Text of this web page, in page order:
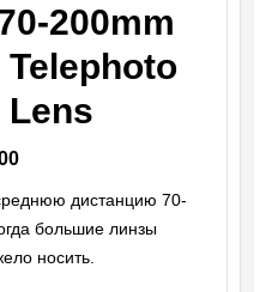
200mm
Telephoto
Lens
дистанцию 70-
большие линзы
носить.